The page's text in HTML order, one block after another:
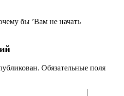
бы ’Вам не начать
Обязательные поля